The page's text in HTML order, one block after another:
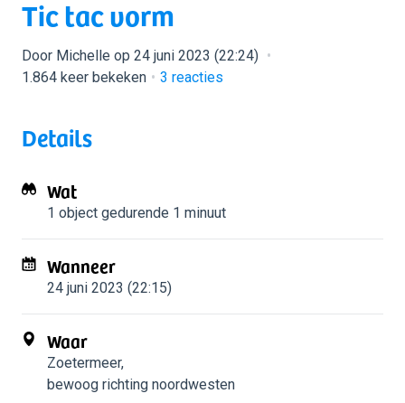
Tic tac vorm
Door Michelle op 24 juni 2023 (22:24)
1.864 keer bekeken
3 reacties
Details
Wat
1 object gedurende 1 minuut
Wanneer
24 juni 2023 (22:15)
Waar
Zoetermeer,
bewoog richting noordwesten